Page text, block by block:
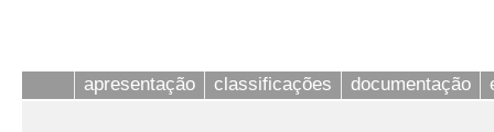
apresentação classificações documentação